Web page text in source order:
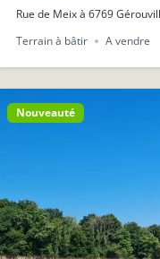
Rue de Meix à 6769
Terrain à bâtir
A vendre
Nouveauté